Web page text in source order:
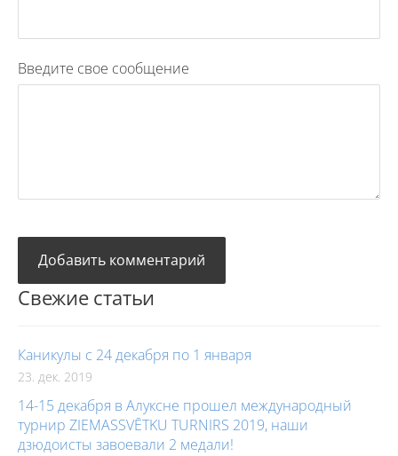
Свежие статьи
Каникулы с 24 декабря по 1 января
23. дек. 2019
14-15 декабря в Алуксне прошел международный
турнир ZIEMASSVĒTKU TURNIRS 2019, наши
дзюдоисты завоевали 2 медали!
Введите свое сообщение